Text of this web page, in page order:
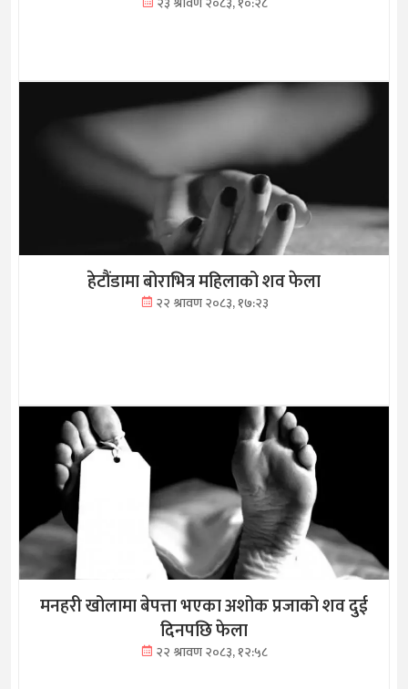
हेटौंडामा बोराभित्र महिलाको शव फेला
२२ श्रावण २०८३, १७:२३
मनहरी खोलामा बेपत्ता भएका अशोक प्रजाको शव दुई
दिनपछि फेला
२२ श्रावण २०८३, १२:५८